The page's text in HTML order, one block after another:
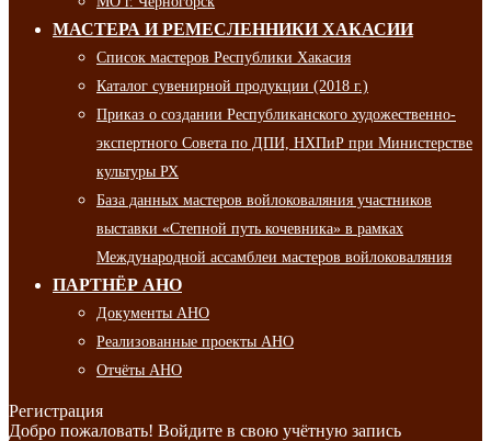
МАСТЕРА И РЕМЕСЛЕННИКИ ХАКАСИИ
Список мастеров Республики Хакасия
Каталог сувенирной продукции (2018 г.)
Приказ о создании Республиканского художественно-
экспертного Совета по ДПИ, НХПиР при Министерстве
культуры РХ
База данных мастеров войлоковаляния участников
выставки «Степной путь кочевника» в рамках
Международной ассамблеи мастеров войлоковаляния
ПАРТНЁР АНО
Документы АНО
Реализованные проекты АНО
Отчёты АНО
Регистрация
Добро пожаловать! Войдите в свою учётную запись